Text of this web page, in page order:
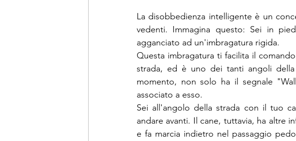
La disobbedienza intelligente è un
vedenti. Immagina questo: Sei in
agganciato ad un'imbragatura rigida.
Questa imbragatura ti facilita il
strada, ed è uno dei tanti angoli
momento, non solo ha il segnale
associato a esso.
Sei all'angolo della strada con il tuo
andare avanti. Il cane, tuttavia, ha altre
e fa marcia indietro nel passaggio